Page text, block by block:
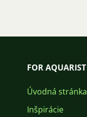
FOR AQUARIST
Úvodná stránka
Inšpirácie